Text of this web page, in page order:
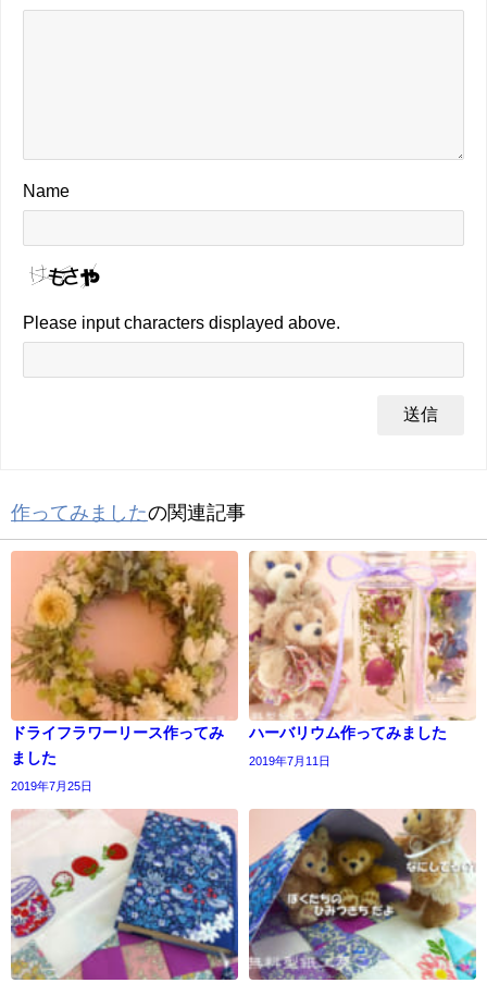
Name
Please input characters displayed above.
作ってみましたの関連記事
ドライフラワーリース作ってみ
ました
2019年7月25日
ハーバリウム作ってみました
2019年7月11日